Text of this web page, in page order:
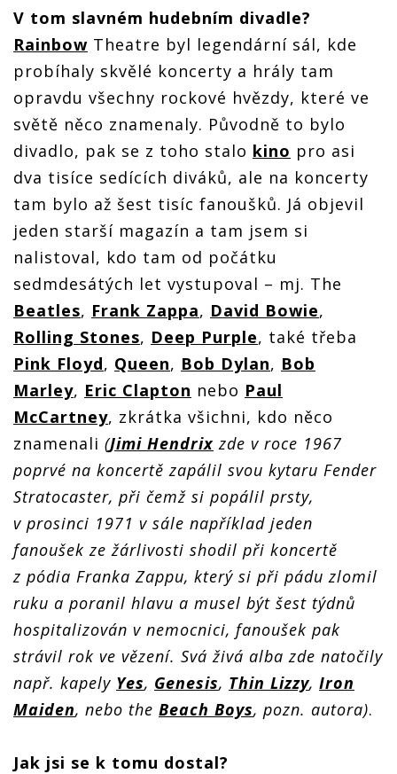
V tom slavném hudebním divadle?
Rainbow Theatre byl legendární sál, kde
probíhaly skvělé koncerty a hrály tam
opravdu všechny rockové hvězdy, které ve
světě něco znamenaly. Původně to bylo
divadlo, pak se z toho stalo kino pro asi
dva tisíce sedících diváků, ale na koncerty
tam bylo až šest tisíc fanoušků. Já objevil
jeden starší magazín a tam jsem si
nalistoval, kdo tam od počátku
sedmdesátých let vystupoval – mj. The
Beatles, Frank Zappa, David Bowie,
Rolling Stones, Deep Purple, také třeba
Pink Floyd, Queen, Bob Dylan, Bob
Marley, Eric Clapton nebo Paul
McCartney, zkrátka všichni, kdo něco
znamenali (Jimi Hendrix zde v roce 1967
poprvé na koncertě zapálil svou kytaru Fender
Stratocaster, při čemž si popálil prsty,
v prosinci 1971 v sále například jeden
fanoušek ze žárlivosti shodil při koncertě
z pódia Franka Zappu, který si při pádu zlomil
ruku a poranil hlavu a musel být šest týdnů
hospitalizován v nemocnici, fanoušek pak
strávil rok ve vězení. Svá živá alba zde natočily
např. kapely Yes, Genesis, Thin Lizzy, Iron
Maiden, nebo the Beach Boys, pozn. autora).
Jak jsi se k tomu dostal?